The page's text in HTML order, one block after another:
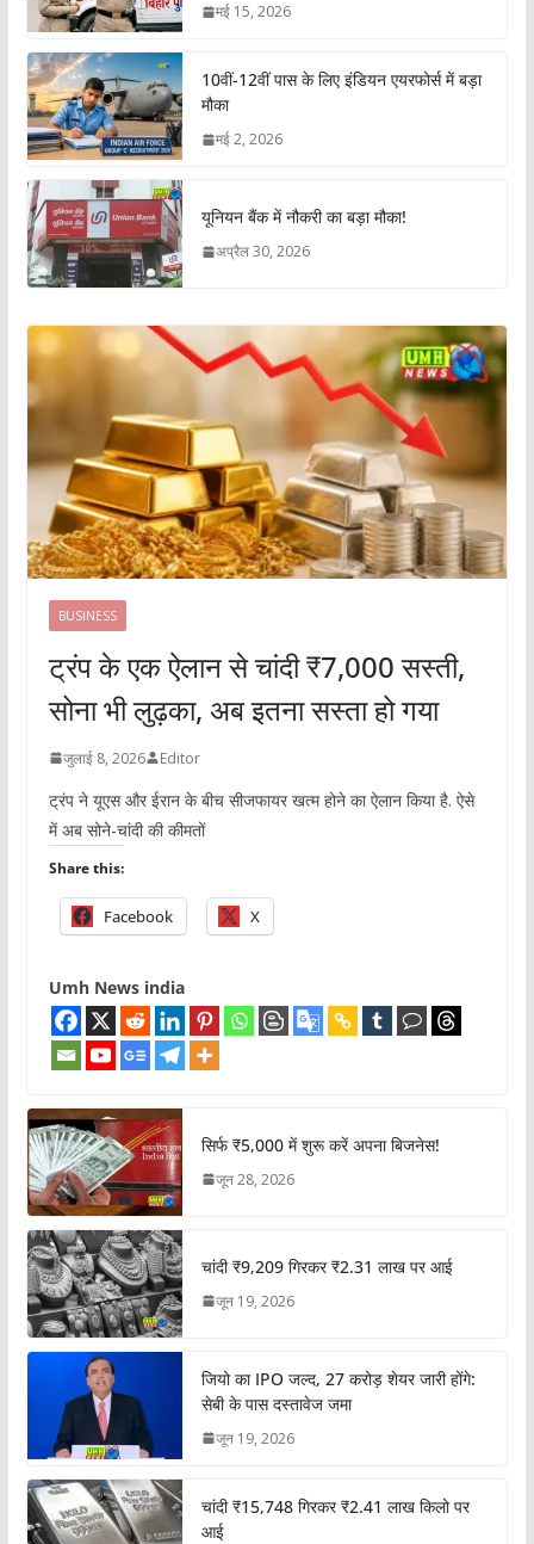
मई 15, 2026
10वीं-12वीं पास के लिए इंडियन एयरफोर्स में बड़ा
मौका
मई 2, 2026
यूनियन बैंक में नौकरी का बड़ा मौका!
अप्रैल 30, 2026
BUSINESS
ट्रंप के एक ऐलान से चांदी ₹7,000 सस्ती,
सोना भी लुढ़का, अब इतना सस्ता हो गया
जुलाई 8, 2026 Editor
ट्रंप ने यूएस और ईरान के बीच सीजफायर खत्म होने का ऐलान किया है. ऐसे
में अब सोने-चांदी की कीमतों
Share this:
Facebook X
Umh News india
सिर्फ ₹5,000 में शुरू करें अपना बिजनेस!
जून 28, 2026
चांदी ₹9,209 गिरकर ₹2.31 लाख पर आई
जून 19, 2026
जियो का IPO जल्द, 27 करोड़ शेयर जारी होंगे:
सेबी के पास दस्तावेज जमा
जून 19, 2026
चांदी ₹15,748 गिरकर ₹2.41 लाख किलो पर
आई